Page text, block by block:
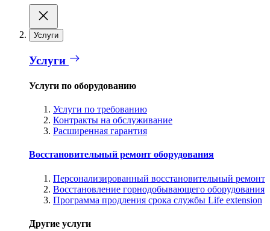
Услуги
Услуги
Услуги по оборудованию
Услуги по требованию
Контракты на обслуживание
Расширенная гарантия
Восстановительный ремонт оборудования
Персонализированный восстановительный ремонт
Восстановление горнодобывающего оборудования
Программа продления срока службы Life extension
Другие услуги